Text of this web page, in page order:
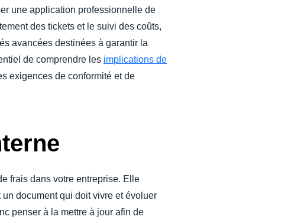
une application professionnelle de
des tickets et le suivi des coûts,
avancées destinées à garantir la
de comprendre les implications de
exigences de conformité et de
frais dans votre entreprise. Elle
document qui doit vivre et évoluer
penser à la mettre à jour afin de